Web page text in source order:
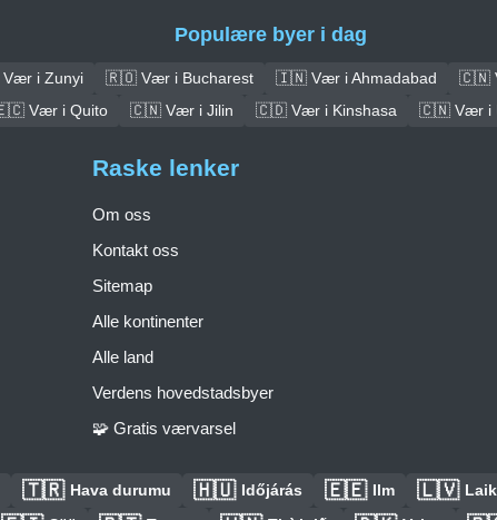
Populære byer i dag
i Zunyi 🇷🇴 Vær i Bucharest 🇮🇳 Vær i Ahmadabad 🇨🇳
Vær i Quito
🇨🇳 Vær i Jilin 🇨🇩 Vær i Kinshasa 🇨🇳 Vær i
Raske lenker
Om oss
Kontakt oss
Sitemap
Alle kontinenter
Alle land
Verdens hovedstadsbyer
🧩 Gratis værvarsel
🇹🇷 Hava durumu 🇭🇺 Időjárás 🇪🇪 Ilm 🇱🇻